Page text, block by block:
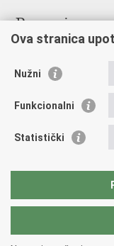
Poveznice
Državno odvjetništvo
Ured za suzbijanje
Državno sudbeno
Državnoodvjetničko
Hrvatska odvjetnička
Europski pravosudni
Ova stranica
Nužni
Funkcionalni
Statistički